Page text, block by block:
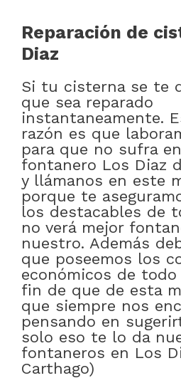
Reparación de
Diaz
Si tu cisterna se te
que sea reparado
instantaneamente.
razón es que
para que no sufra
fontanero Los Diaz
y llámanos en este
porque te
los destacables de
no verá mejor
nuestro. Además
que poseemos los
económicos de
fin de que de esta
que siempre nos
pensando en
solo eso te lo da
fontaneros en Los
Carthago)